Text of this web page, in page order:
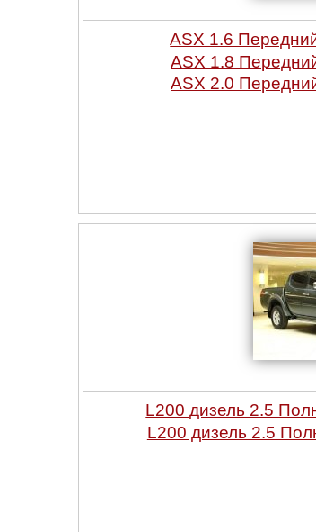
ASX 1.6
ASX 1.8
ASX 2.0
L200 дизель 2.5
L200 дизель 2.5